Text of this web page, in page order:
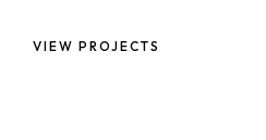
VIEW PROJECTS